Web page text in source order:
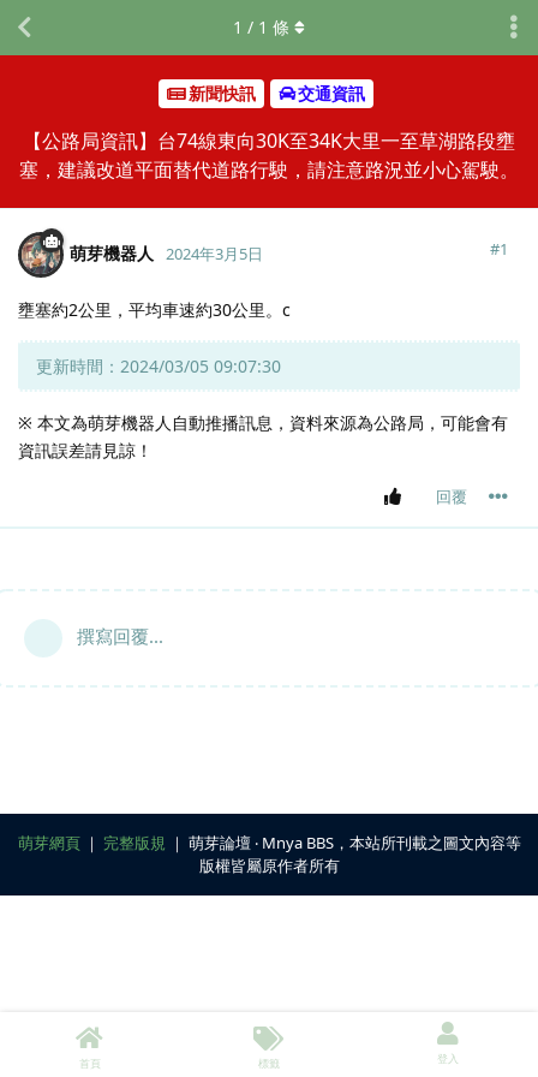
新聞快訊 交通資訊
【公路局資訊】台74線東向30K至34K大里一至草湖路段壅
塞，建議改道平面替代道路行駛，請注意路況並小心駕駛。
1 / 1 條
萌芽機器人 2024年3月5日 #1
壅塞約2公里，平均車速約30公里。c
更新時間：2024/03/05 09:07:30
※ 本文為萌芽機器人自動推播訊息，資料來源為公路局，可能會有
資訊誤差請見諒！
回覆
撰寫回覆...
萌芽網頁｜ 完整版規 ｜ 萌芽論壇 ‧ Mnya BBS，本站所刊載之圖文內容等
版權皆屬原作者所有
首頁 標籤 登入